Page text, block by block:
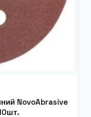
NovoAbrasive